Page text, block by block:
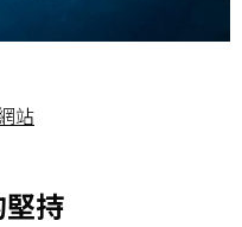
站
持